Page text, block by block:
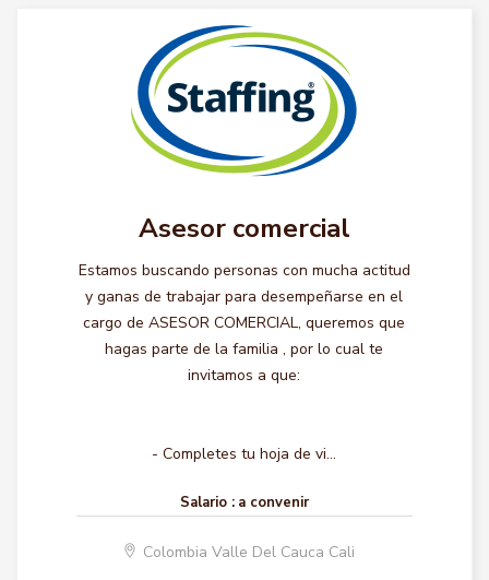
Asesor comercial
Estamos buscando personas con mucha actitud
y ganas de trabajar para desempeñarse en el
cargo de ASESOR COMERCIAL, queremos que
hagas parte de la familia , por lo cual te
invitamos a que:
- Completes tu hoja de vi...
Salario : a convenir
Colombia Valle Del Cauca Cali